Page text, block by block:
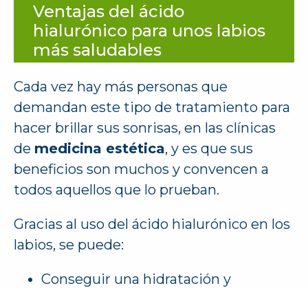
Ventajas del ácido
hialurónico para unos labios
más saludables
Cada vez hay más personas que
demandan este tipo de tratamiento para
hacer brillar sus sonrisas, en las clínicas
de medicina estética, y es que sus
beneficios son muchos y convencen a
todos aquellos que lo prueban.
Gracias al uso del ácido hialurónico en los
labios, se puede:
Conseguir una hidratación y